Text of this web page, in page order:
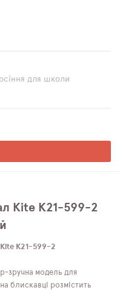
для школи
Kite K21-599-2
Kite K21-599-2
зручна модель для
блискавці розмістить